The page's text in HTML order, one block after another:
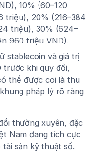
10% (60–120
triệu), 20% (216–384
triệu), 30% (624–
960 triệu VND).
stablecoin và giá trị
trước khi quy đổi,
thể được coi là thu
pháp lý rõ ràng
thường xuyên, đặc
Nam đang tích cực
sản kỹ thuật số.